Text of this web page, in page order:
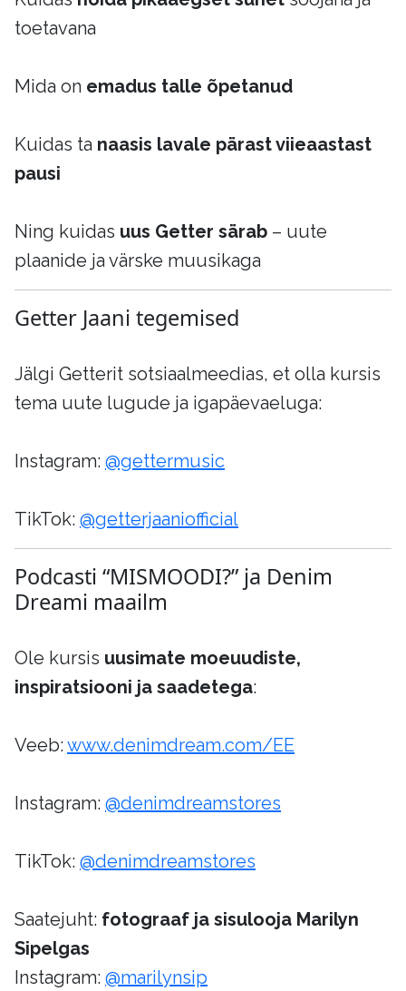
toetavana
Mida on emadus talle õpetanud
Kuidas ta naasis lavale pärast viieaastast
pausi
Ning kuidas uus Getter särab – uute
plaanide ja värske muusikaga
Getter Jaani tegemised
Jälgi Getterit sotsiaalmeedias, et olla kursis
tema uute lugude ja igapäevaeluga:
Instagram: @gettermusic
TikTok: @getterjaaniofficial
Podcasti “MISMOODI?” ja Denim
Dreami maailm
Ole kursis uusimate moeuudiste,
inspiratsiooni ja saadetega:
Veeb: www.denimdream.com/EE
Instagram: @denimdreamstores
TikTok: @denimdreamstores
Saatejuht: fotograaf ja sisulooja Marilyn
Sipelgas
Instagram: @marilynsip